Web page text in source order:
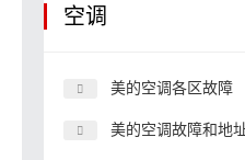
空调
美的空调各区故障
美的空调故障和地